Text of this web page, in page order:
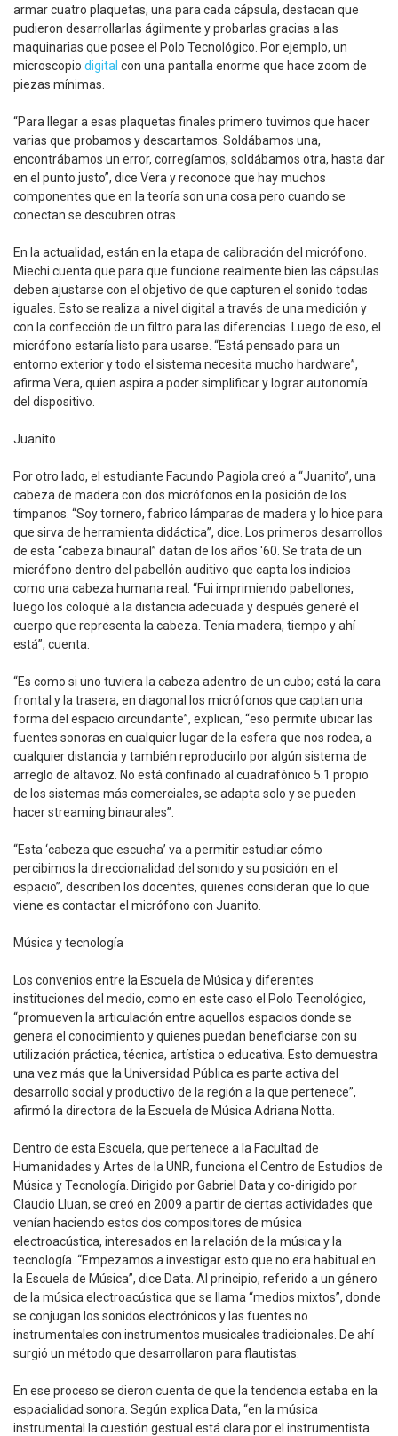
armar cuatro plaquetas, una para cada cápsula, destacan que
pudieron desarrollarlas ágilmente y probarlas gracias a las
maquinarias que posee el Polo Tecnológico. Por ejemplo, un
microscopio digital con una pantalla enorme que hace zoom de
piezas mínimas.
“Para llegar a esas plaquetas finales primero tuvimos que hacer
varias que probamos y descartamos. Soldábamos una,
encontrábamos un error, corregíamos, soldábamos otra, hasta dar
en el punto justo”, dice Vera y reconoce que hay muchos
componentes que en la teoría son una cosa pero cuando se
conectan se descubren otras.
En la actualidad, están en la etapa de calibración del micrófono.
Miechi cuenta que para que funcione realmente bien las cápsulas
deben ajustarse con el objetivo de que capturen el sonido todas
iguales. Esto se realiza a nivel digital a través de una medición y
con la confección de un filtro para las diferencias. Luego de eso, el
micrófono estaría listo para usarse. “Está pensado para un
entorno exterior y todo el sistema necesita mucho hardware”,
afirma Vera, quien aspira a poder simplificar y lograr autonomía
del dispositivo.
Juanito
Por otro lado, el estudiante Facundo Pagiola creó a “Juanito”, una
cabeza de madera con dos micrófonos en la posición de los
tímpanos. “Soy tornero, fabrico lámparas de madera y lo hice para
que sirva de herramienta didáctica”, dice. Los primeros desarrollos
de esta “cabeza binaural” datan de los años '60. Se trata de un
micrófono dentro del pabellón auditivo que capta los indicios
como una cabeza humana real. “Fui imprimiendo pabellones,
luego los coloqué a la distancia adecuada y después generé el
cuerpo que representa la cabeza. Tenía madera, tiempo y ahí
está”, cuenta.
“Es como si uno tuviera la cabeza adentro de un cubo; está la cara
frontal y la trasera, en diagonal los micrófonos que captan una
forma del espacio circundante”, explican, “eso permite ubicar las
fuentes sonoras en cualquier lugar de la esfera que nos rodea, a
cualquier distancia y también reproducirlo por algún sistema de
arreglo de altavoz. No está confinado al cuadrafónico 5.1 propio
de los sistemas más comerciales, se adapta solo y se pueden
hacer streaming binaurales”.
“Esta ‘cabeza que escucha’ va a permitir estudiar cómo
percibimos la direccionalidad del sonido y su posición en el
espacio”, describen los docentes, quienes consideran que lo que
viene es contactar el micrófono con Juanito.
Música y tecnología
Los convenios entre la Escuela de Música y diferentes
instituciones del medio, como en este caso el Polo Tecnológico,
“promueven la articulación entre aquellos espacios donde se
genera el conocimiento y quienes puedan beneficiarse con su
utilización práctica, técnica, artística o educativa. Esto demuestra
una vez más que la Universidad Pública es parte activa del
desarrollo social y productivo de la región a la que pertenece”,
afirmó la directora de la Escuela de Música Adriana Notta.
Dentro de esta Escuela, que pertenece a la Facultad de
Humanidades y Artes de la UNR, funciona el Centro de Estudios de
Música y Tecnología. Dirigido por Gabriel Data y co-dirigido por
Claudio Lluan, se creó en 2009 a partir de ciertas actividades que
venían haciendo estos dos compositores de música
electroacústica, interesados en la relación de la música y la
tecnología. “Empezamos a investigar esto que no era habitual en
la Escuela de Música”, dice Data. Al principio, referido a un género
de la música electroacústica que se llama “medios mixtos”, donde
se conjugan los sonidos electrónicos y las fuentes no
instrumentales con instrumentos musicales tradicionales. De ahí
surgió un método que desarrollaron para flautistas.
En ese proceso se dieron cuenta de que la tendencia estaba en la
espacialidad sonora. Según explica Data, “en la música
instrumental la cuestión gestual está clara por el instrumentista